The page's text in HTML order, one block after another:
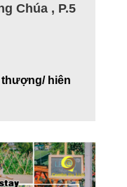
Chúa , P.5
thượng/ hiên